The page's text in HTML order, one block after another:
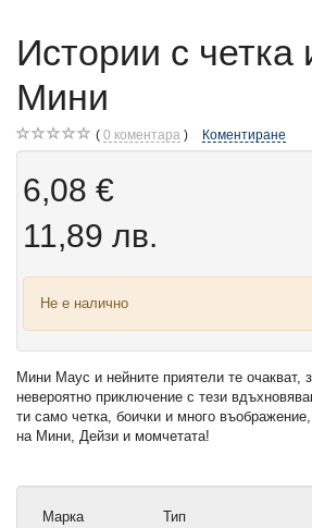
Истории с четка
Мини
0 коментара Коментиране
6,08 €
11,89 лв.
Не е налично
Мини Маус и нейните приятели те очакват,
невероятно приключение с тези
ти само четка, боички и много
на Мини, Дейзи и момчетата!
Марка
Тип